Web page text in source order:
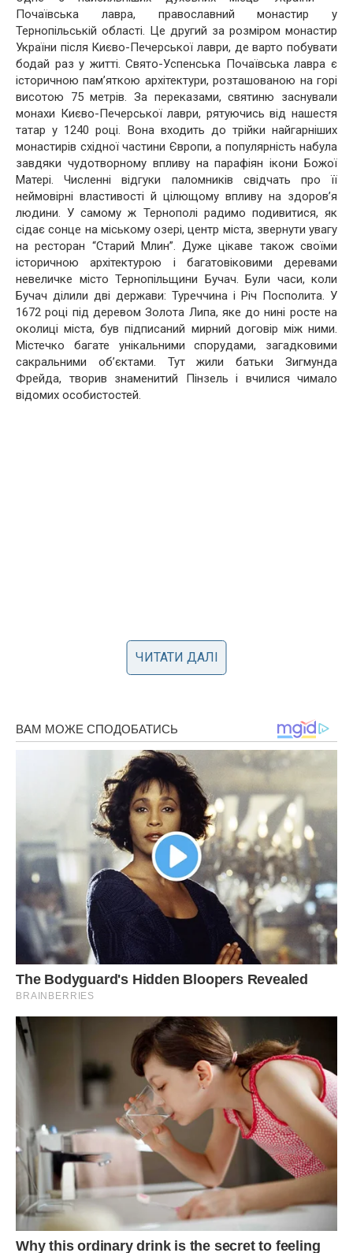
Почаївська лавра, православний монастир у
Тернопільській області. Це другий за розміром монастир
України після Києво-Печерської лаври, де варто побувати
бодай раз у житті. Свято-Успенська Почаївська лавра є
історичною пам’яткою архітектури, розташованою на горі
висотою 75 метрів. За переказами, святиню заснували
монахи Києво-Печерської лаври, рятуючись від нашестя
татар у 1240 році. Вона входить до трійки найгарніших
монастирів східної частини Європи, а популярність набула
завдяки чудотворному впливу на парафіян ікони Божої
Матері. Численні відгуки паломників свідчать про її
неймовірні властивості й цілющому впливу на здоров’я
людини. У самому ж Тернополі радимо подивитися, як
сідає сонце на міському озері, центр міста, звернути увагу
на ресторан “Старий Млин”. Дуже цікаве також своїми
історичною архітектурою і багатовіковими деревами
невеличке місто Тернопільщини Бучач. Були часи, коли
Бучач ділили дві держави: Туреччина і Річ Посполита. У
1672 році під деревом Золота Липа, яке до нині росте на
околиці міста, був підписаний мирний договір між ними.
Містечко багате унікальними спорудами, загадковими
сакральними об’єктами. Тут жили батьки Зигмунда
Фрейда, творив знаменитий Пінзель і вчилися чимало
відомих особистостей.
Житомирщина, яка вражає
Житомирщину часто і незаслужено оминає туристична
увага. І дарма! За кілька днів тут можна побачити багато
цікавого. По-перше, Коростишівський каньйон, замок
Радомишль і пам’ятник дерунів у Коростені. Тим, хто
захоплюється історією Другої світової Війни, буде
цікавим об’єкт “Скеля”, відомий як “Бункер Сталіна” –
колишній секретний підземний командний пункт. Вартий
уваги скалодром для тренувань альпіністів у селищі
Дениші біля однойменного санаторію. Наймальовничіші
місця знаходяться в районі дамб, місцеві полюбляють
приїжджати сюди на вихідні з наметом. А ще у селищі
знаходяться руїни замку 1911 року, який належав родині
Терещенків. Заряджає енергією незвичайне місце сили —
“Кам’яне село”. Величезні валуни, розкидані посеред лісу
між сосен і дубів, утворюють вулиці, будинки, тощо.
Любителям архітектури і значущих історичних фактів
варто подивитися замки і садиби Житомирської області:
Палац Уварової, палаци Терещенко в селищах Червоне й
Андрушівка, садибу Оржевських в селищі Нова Чортория.
Завітайте до Палацу Ганських, де жив Бальзак, не оминіть
увагою унікальний в Україні неоготичний костел Костьол
Святої Клари.
ЧИТАТИ ДАЛІ